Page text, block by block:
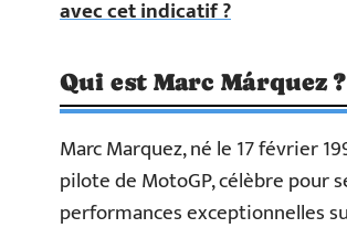
avec cet indicatif ?
Qui est Marc Márquez ?
Marc Marquez, né le 17 février
pilote de MotoGP, célèbre pour
performances exceptionnelles